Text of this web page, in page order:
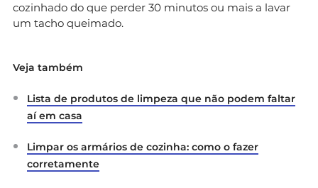
cozinhado do que perder 30 minutos ou mais a lavar
um tacho queimado.
Veja também
Lista de produtos de limpeza que não podem faltar
aí em casa
Limpar os armários de cozinha: como o fazer
corretamente